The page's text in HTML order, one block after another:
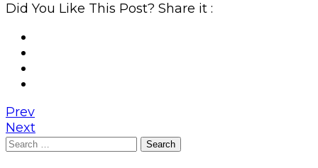
Did You Like This Post? Share it :
Prev
Next
Search